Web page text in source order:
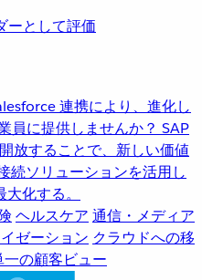
ーとして評価
連携により、進化し
員に提供しませんか？ SAP
放することで、新しい価値
続ソリューションを活用し
化する。
ヘルスケア 通信・メディア
ゼーション クラウドへの移
一の顧客ビュー